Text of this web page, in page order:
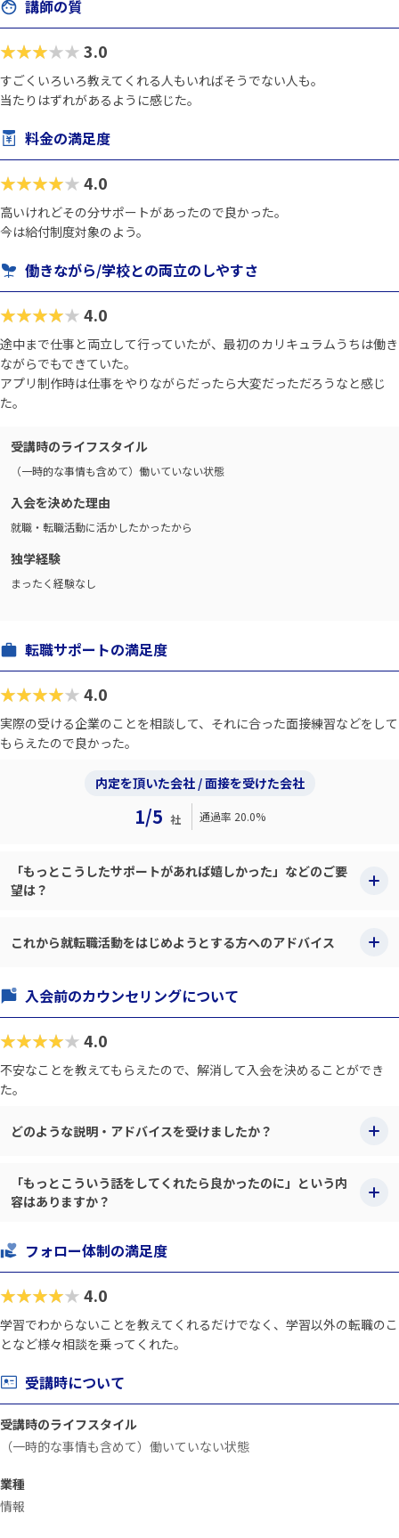
講師の質
★★★★★3.0
すごくいろいろ教えてくれる人もいればそうでない人も。
当たりはずれがあるように感じた。
料金の満足度
★★★★★4.0
高いけれどその分サポートがあったので良かった。
今は給付制度対象のよう。
働きながら/学校との両立のしやすさ
★★★★★4.0
途中まで仕事と両立して行っていたが、最初のカリキュラムうちは働き
ながらでもできていた。
アプリ制作時は仕事をやりながらだったら大変だっただろうなと感じ
た。
受講時のライフスタイル
（一時的な事情も含めて）働いていない状態
入会を決めた理由
就職・転職活動に活かしたかったから
独学経験
まったく経験なし
転職サポートの満足度
★★★★★4.0
実際の受ける企業のことを相談して、それに合った面接練習などをして
もらえたので良かった。
内定を頂いた会社 / 面接を受けた会社
1/5 社 通過率 20.0%
「もっとこうしたサポートがあれば嬉しかった」などのご要
望は？
これから就転職活動をはじめようとする方へのアドバイス
入会前のカウンセリングについて
★★★★★4.0
不安なことを教えてもらえたので、解消して入会を決めることができ
た。
どのような説明・アドバイスを受けましたか？
「もっとこういう話をしてくれたら良かったのに」という内
容はありますか？
フォロー体制の満足度
★★★★★4.0
学習でわからないことを教えてくれるだけでなく、学習以外の転職のこ
となど様々相談を乗ってくれた。
受講時について
受講時のライフスタイル
（一時的な事情も含めて）働いていない状態
業種
情報